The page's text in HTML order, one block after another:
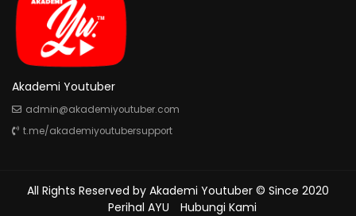
Akademi Youtuber
admin@akademiyoutuber.com
t.me/akademiyoutubersupport
All Rights Reserved by Akademi Youtuber © Since 2020
Perihal AYU
Hubungi Kami